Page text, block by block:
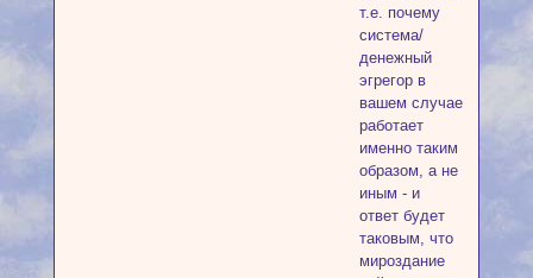
т.е. почему
система/
денежный
эгрегор в
вашем случае
работает
именно таким
образом, а не
иным - и
ответ будет
таковым, что
мироздание